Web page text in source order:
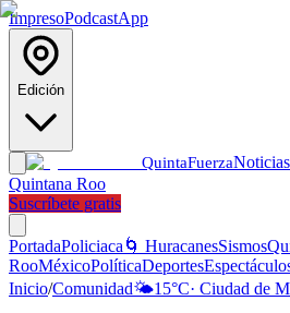
ImpresoPodcastApp
Edición
QuintaFuerza
Quintana Roo
Suscríbete gratis
PortadaPoliciaca 🌀 HuracanesSismos
RooMéxicoPolíticaDeportes
Inicio/Comunidad🌤️15°C· Ciudad de